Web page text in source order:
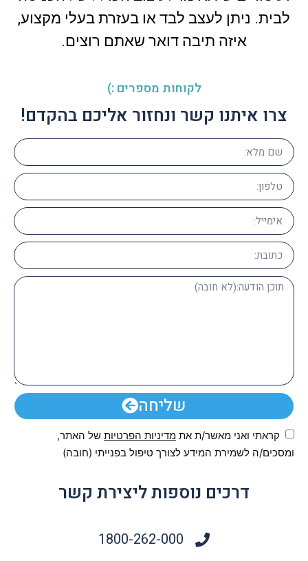
לבית. ניתן לעצב לבד או בעזרת בעלי מקצוע,
איזה תיבה דואר שאתם רוצים.
לקוחות מספרים :)
צרו איתנו קשר ונחזור אליכם בהקדם!
שליחה
קראתי ואני מאשר/ת את מדיניות הפרטיות של האתר,
ומסכים/ה לשמירת המידע לצורך טיפול בפנייתי (חובה)
דרכים נוספות ליצירת קשר
1800-262-000